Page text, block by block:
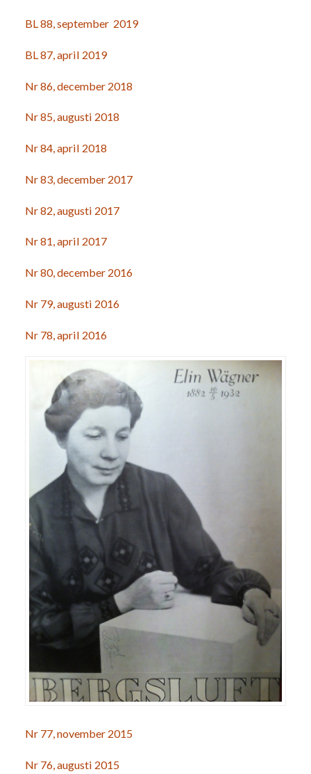
BL 88, september 2019
BL 87, april 2019
Nr 86, december 2018
Nr 85, augusti 2018
Nr 84, april 2018
Nr 83, december 2017
Nr 82, augusti 2017
Nr 81, april 2017
Nr 80, december 2016
Nr 79, augusti 2016
Nr 78, april 2016
Nr 77, november 2015
Nr 76, augusti 2015